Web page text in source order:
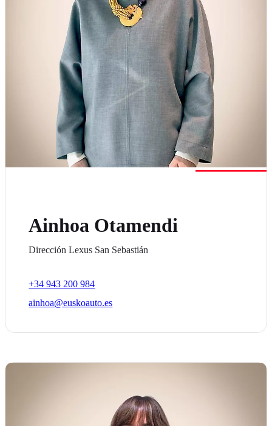
Ainhoa Otamendi
Dirección Lexus San Sebastián
+34 943 200 984
ainhoa@euskoauto.es